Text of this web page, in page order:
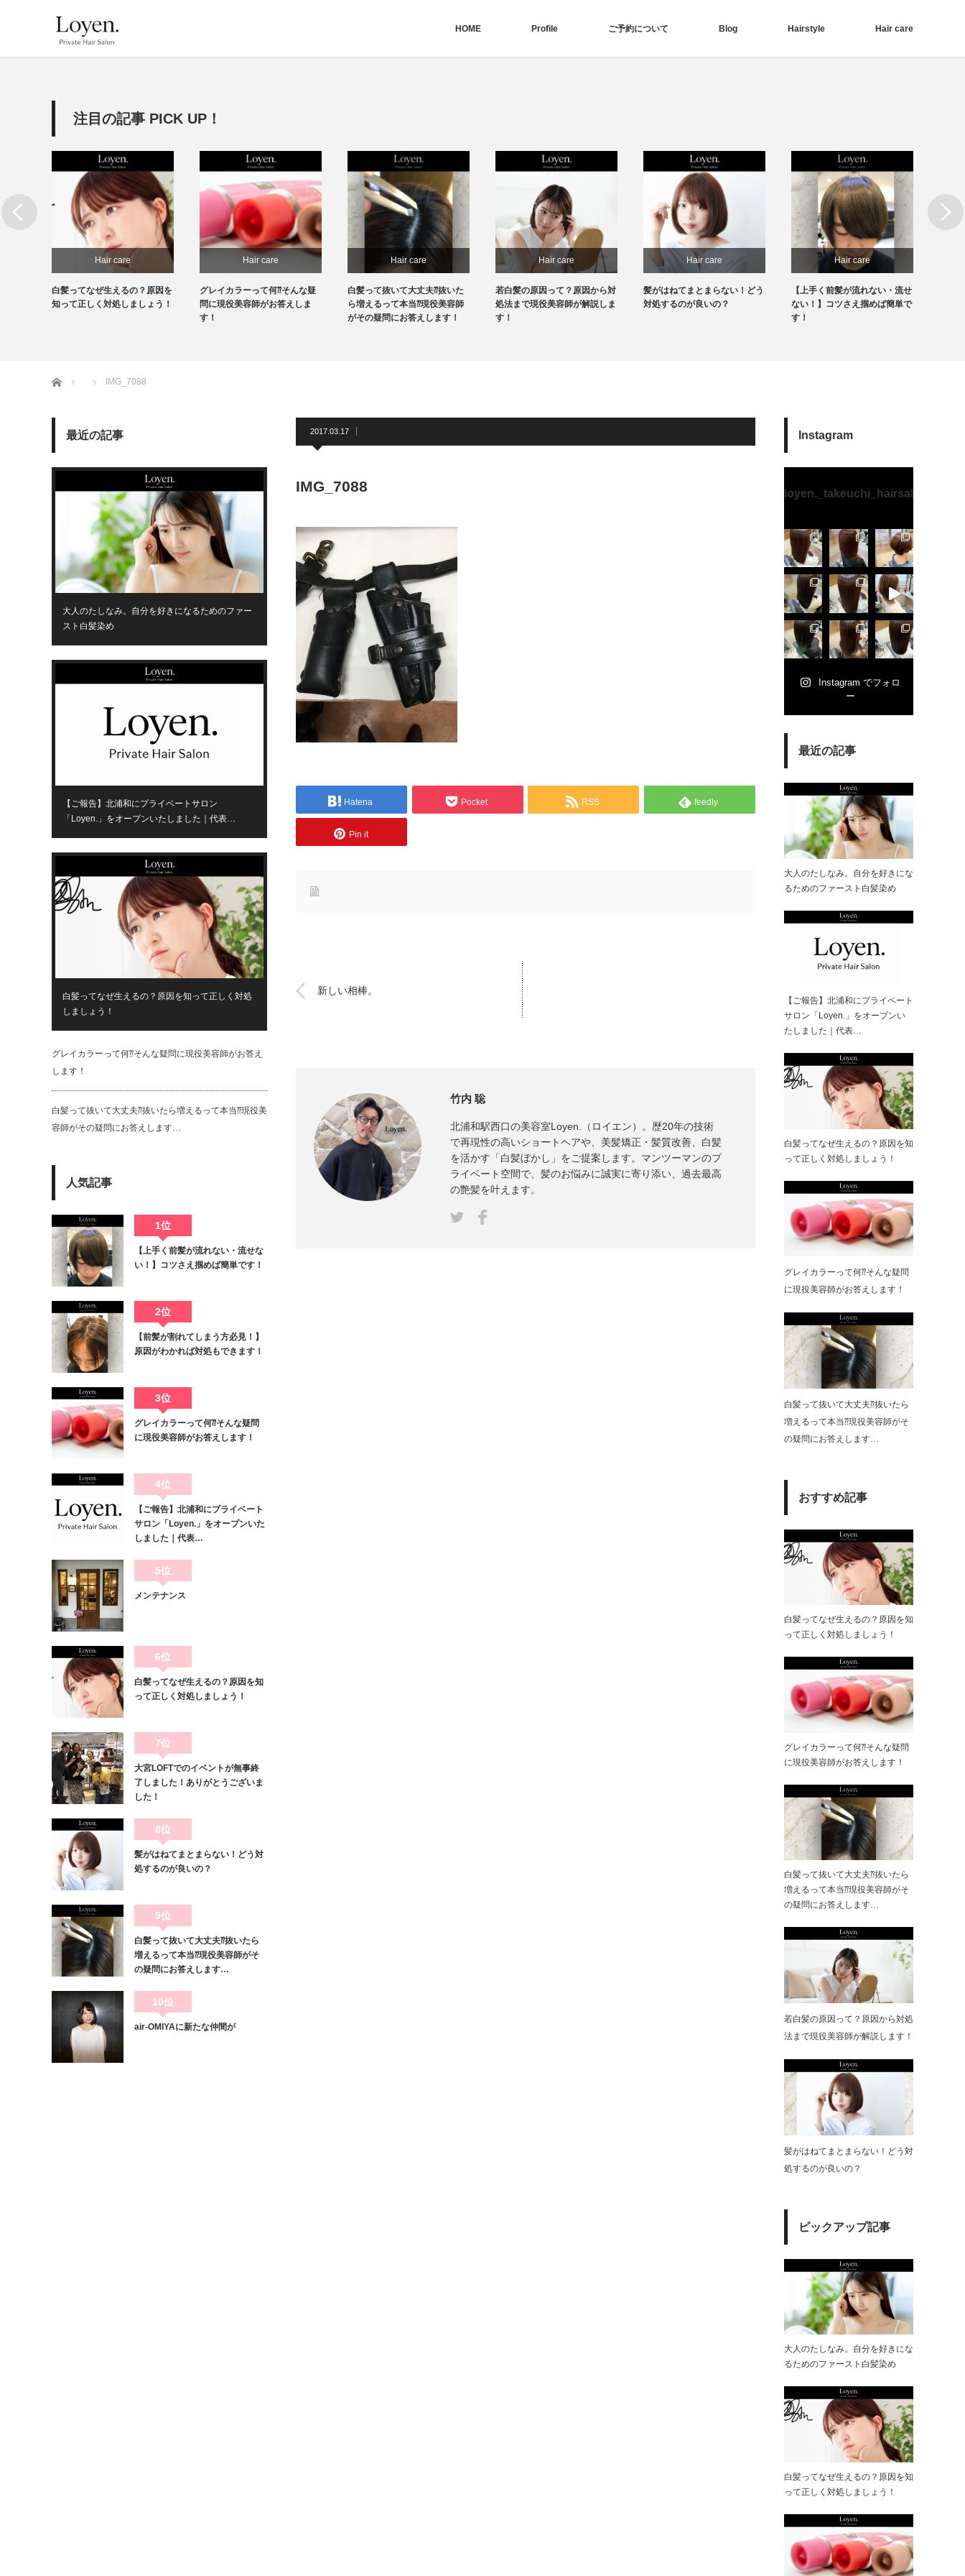
HOME Profile ご予約について Blog Hairstyle Hair care
注目の記事 PICK UP！
Hair care
白髪ってなぜ生えるの？原因を
知って正しく対処しましょう！
Hair care
グレイカラーって何⁇そんな疑
問に現役美容師がお答えしま
す！
Hair care
白髪って抜いて大丈夫⁇抜いた
ら増えるって本当⁇現役美容師
がその疑問にお答えします！
Hair care
若白髪の原因って？原因から対
処法まで現役美容師が解説しま
す！
Hair care
髪がはねてまとまらない！どう
対処するのが良いの？
Hair care
【上手く前髪が流れない・流せ
ない！】コツさえ掴めば簡単で
す！
Next
ホーム IMG_7088
2017.03.17
IMG_7088
Hatena Pocket RSS feedly
Pin it
新しい相棒。
竹内 聡
北浦和駅西口の美容室Loyen.（ロイエン）。歴20年の技術
で再現性の高いショートヘアや、美髪矯正・髪質改善、白髪
を活かす「白髪ぼかし」をご提案します。マンツーマンのプ
ライベート空間で、髪のお悩みに誠実に寄り添い、過去最高
の艶髪を叶えます。
最近の記事
大人のたしなみ。自分を好きになるためのファー
スト白髪染め
【ご報告】北浦和にプライベートサロン
「Loyen.」をオープンいたしました｜代表…
白髪ってなぜ生えるの？原因を知って正しく対処
しましょう！
グレイカラーって何⁇そんな疑問に現役美容師がお答え
します！
白髪って抜いて大丈夫⁇抜いたら増えるって本当⁇現役美
容師がその疑問にお答えします…
人気記事
1位
【上手く前髪が流れない・流せな
い！】コツさえ掴めば簡単です！
2位
【前髪が割れてしまう方必見！】
原因がわかれば対処もできます！
3位
グレイカラーって何⁇そんな疑問
に現役美容師がお答えします！
4位
【ご報告】北浦和にプライベート
サロン「Loyen.」をオープンいた
しました｜代表…
5位
メンテナンス
6位
白髪ってなぜ生えるの？原因を知
って正しく対処しましょう！
7位
大宮LOFTでのイベントが無事終
了しました！ありがとうございま
した！
8位
髪がはねてまとまらない！どう対
処するのが良いの？
9位
白髪って抜いて大丈夫⁇抜いたら
増えるって本当⁇現役美容師がそ
の疑問にお答えします…
10位
air-OMIYAに新たな仲間が
Instagram
loyen._takeuchi_hairsalon
Instagram でフォロ
ー
最近の記事
大人のたしなみ。自分を好きにな
るためのファースト白髪染め
【ご報告】北浦和にプライベート
サロン「Loyen.」をオープンい
たしました｜代表…
白髪ってなぜ生えるの？原因を知
って正しく対処しましょう！
グレイカラーって何⁇そんな疑問
に現役美容師がお答えします！
白髪って抜いて大丈夫⁇抜いたら
増えるって本当⁇現役美容師がそ
の疑問にお答えします…
おすすめ記事
白髪ってなぜ生えるの？原因を知
って正しく対処しましょう！
グレイカラーって何⁇そんな疑問
に現役美容師がお答えします！
白髪って抜いて大丈夫⁇抜いたら
増えるって本当⁇現役美容師がそ
の疑問にお答えします…
若白髪の原因って？原因から対処
法まで現役美容師が解説します！
髪がはねてまとまらない！どう対
処するのが良いの？
ピックアップ記事
大人のたしなみ。自分を好きにな
るためのファースト白髪染め
白髪ってなぜ生えるの？原因を知
って正しく対処しましょう！